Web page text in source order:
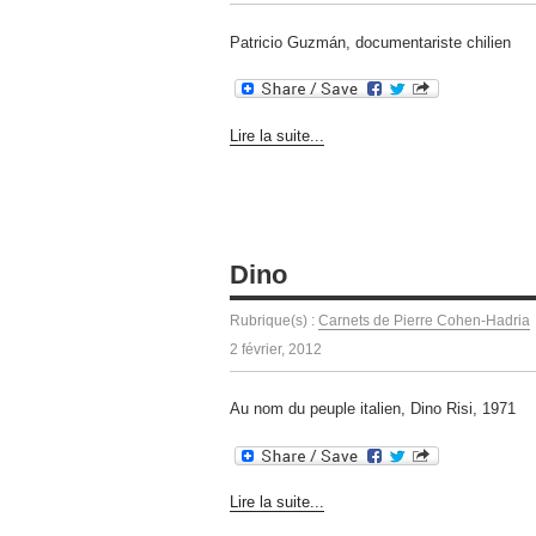
Patricio Guzmán, documentariste chilien
Lire la suite...
Dino
Rubrique(s) : Carnets de Pierre Cohen-Hadria
2 février, 2012
Au nom du peuple italien, Dino Risi, 1971
Lire la suite...